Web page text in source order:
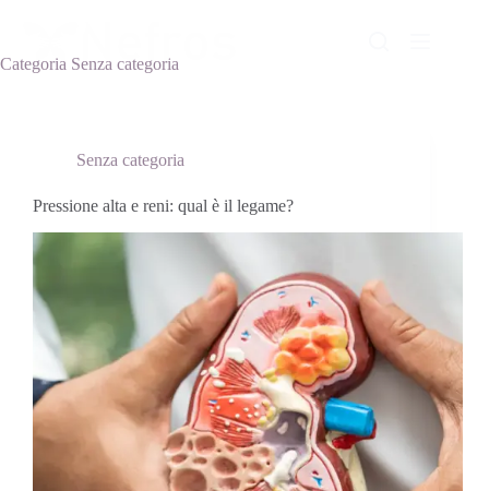
Categoria Senza categoria
Senza categoria
Pressione alta e reni: qual è il legame?